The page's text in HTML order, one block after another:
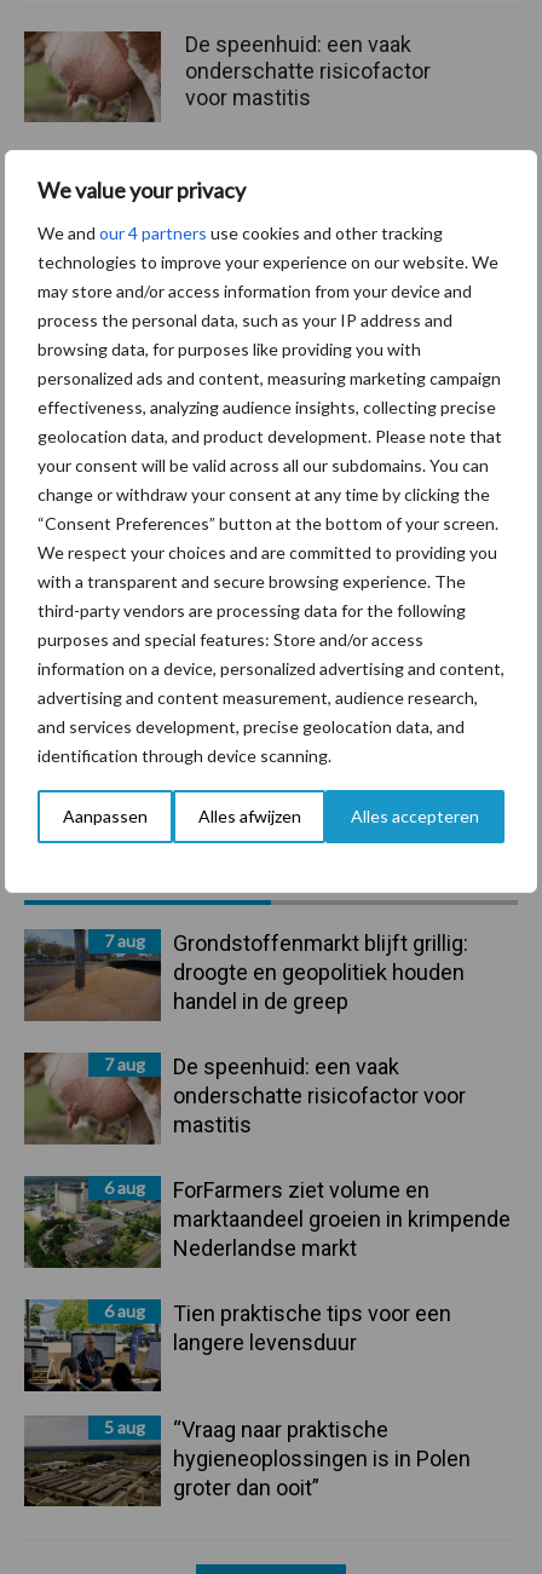
We value your privacy
We and our 4 partners use cookies and other tracking
technologies to improve your experience on our website. We
may store and/or access information from your device and
process the personal data, such as your IP address and
browsing data, for purposes like providing you with
personalized ads and content, measuring marketing campaign
effectiveness, analyzing audience insights, collecting precise
geolocation data, and product development. Please note that
your consent will be valid across all our subdomains. You can
change or withdraw your consent at any time by clicking the
“Consent Preferences” button at the bottom of your screen.
We respect your choices and are committed to providing you
with a transparent and secure browsing experience. The
third-party vendors are processing data for the following
purposes and special features: Store and/or access
information on a device, personalized advertising and content,
advertising and content measurement, audience research,
and services development, precise geolocation data, and
identification through device scanning.
Aanpassen Alles afwijzen Alles accepteren
Sidebar
7 aug
Grondstoffenmarkt blijft grillig:
droogte en geopolitiek houden
handel in de greep
7 aug
De speenhuid: een vaak
onderschatte risicofactor voor
mastitis
6 aug
ForFarmers ziet volume en
marktaandeel groeien in krimpende
Nederlandse markt
6 aug
Tien praktische tips voor een
langere levensduur
5 aug
“Vraag naar praktische
hygieneoplossingen is in Polen
groter dan ooit”
De speenhuid: een vaak
onderschatte risicofactor
voor mastitis
ForFarmers ziet volume en
marktaandeel groeien in
krimpende Nederlandse
markt
Themapagina's
Diergezondheid Bemesting Fokkerij
Bedrijfsnieuws
Ligbox &
Voerhekken
Toon meer